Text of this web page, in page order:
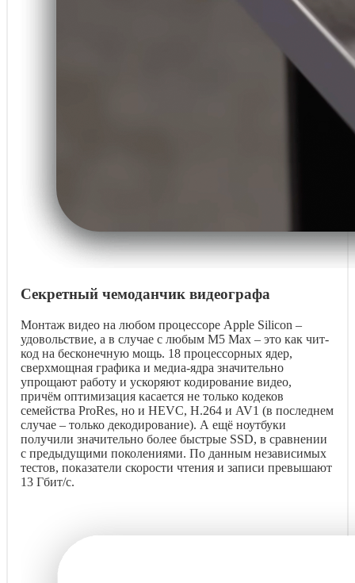
Секретный чемоданчик видеографа
Монтаж видео на любом процессоре Apple Silicon –
удовольствие, а в случае с любым M5 Max – это как чит-
код на бесконечную мощь. 18 процессорных ядер,
сверхмощная графика и медиа-ядра значительно
упрощают работу и ускоряют кодирование видео,
причём оптимизация касается не только кодеков
семейства ProRes, но и HEVC, H.264 и AV1 (в последнем
случае – только декодирование). А ещё ноутбуки
получили значительно более быстрые SSD, в сравнении
с предыдущими поколениями. По данным независимых
тестов, показатели скорости чтения и записи превышают
13 Гбит/с.